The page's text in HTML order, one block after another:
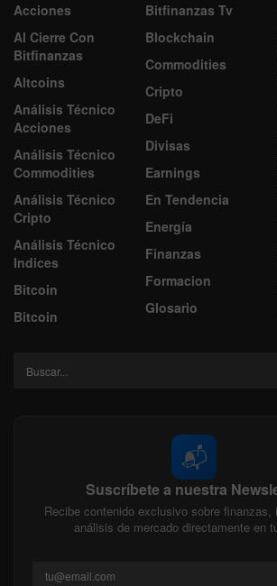
Acciones
Al Cierre Con
Bitfinanzas
Altcoins
Análisis Técnico
Acciones
Análisis Técnico
Commodities
Análisis Técnico
Cripto
Análisis Técnico
Indices
Bitcoin
Bitcoin
Bitfinanzas Tv
Blockchain
Commodities
Cripto
DeFi
Divisas
Earnings
En Tendencia
Energía
Finanzas
Formacion
Glosario
📬
Suscríbete a nuestra
Recibe contenido exclusivo sobre finanzas,
análisis de mercado directamente en